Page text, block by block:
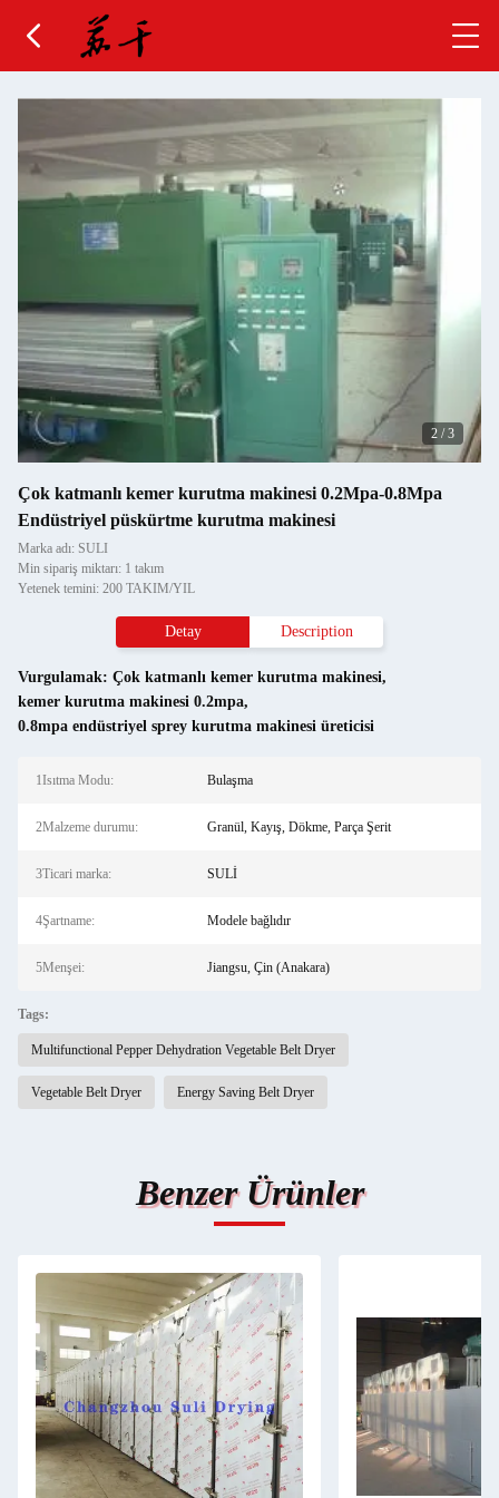
2 /3
Çok katmanlı kemer kurutma makinesi 0.2Mpa-0.8Mpa
Endüstriyel püskürtme kurutma makinesi
Marka adı: SULI
Min sipariş miktarı: 1 takım
Yetenek temini: 200 TAKIM/YIL
Detay Description
Vurgulamak: Çok katmanlı kemer kurutma makinesi,
kemer kurutma makinesi 0.2mpa,
0.8mpa endüstriyel sprey kurutma makinesi üreticisi
1Isıtma Modu: Bulaşma
2Malzeme durumu: Granül, Kayış, Dökme, Parça Şerit
3Ticari marka: SULİ
4Şartname: Modele bağlıdır
5Menşei: Jiangsu, Çin (Anakara)
Tags:
Multifunctional Pepper Dehydration Vegetable Belt Dryer
Vegetable Belt Dryer Energy Saving Belt Dryer
Benzer Ürünler